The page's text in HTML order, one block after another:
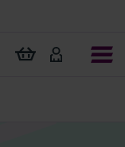
Visa min varukorg